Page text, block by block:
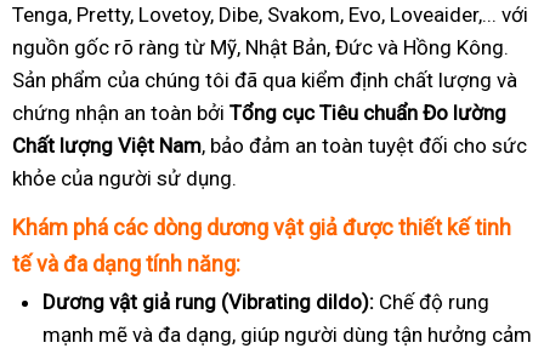
Tenga, Pretty, Lovetoy, Dibe, Svakom, Evo, Loveaider,... với
nguồn gốc rõ ràng từ Mỹ, Nhật Bản, Đức và Hồng Kông.
Sản phẩm của chúng tôi đã qua kiểm định chất lượng và
chứng nhận an toàn bởi Tổng cục Tiêu chuẩn Đo lường
Chất lượng Việt Nam, bảo đảm an toàn tuyệt đối cho sức
khỏe của người sử dụng.
Khám phá các dòng dương vật giả được thiết kế tinh
tế và đa dạng tính năng:
Dương vật giả rung (Vibrating dildo): Chế độ rung
mạnh mẽ và đa dạng, giúp người dùng tận hưởng cảm